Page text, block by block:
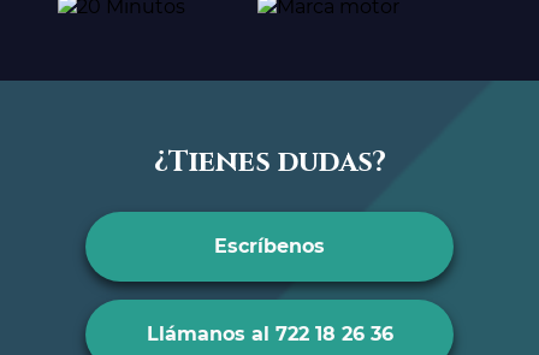
¿Tienes dudas?
Escríbenos
Llámanos al 722 18 26 36